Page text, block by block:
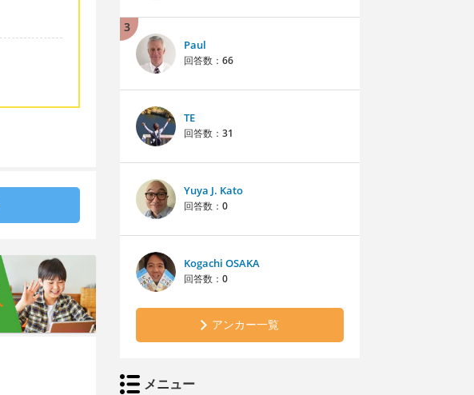
3
Paul
回答数： 66
TE
回答数： 31
Yuya J. Kato
回答数： 0
Kogachi OSAKA
回答数： 0
アンカー一覧
メニュー